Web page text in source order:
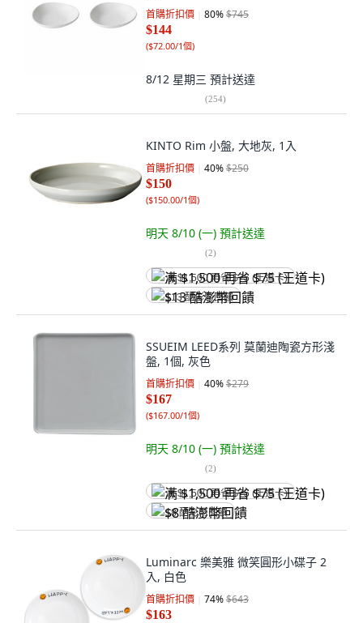
首購折扣價 80%$745
$144
($72.00/1個)
8/12 星期三 預計送達
(254)
KINTO Rim 小盤, 大地灰, 1入
首購折扣價 40%$250
$150
($150.00/1個)
明天 8/10 (一) 預計送達
(2)
满 $1,500 再省 $75 (王道卡)
$13 酷澎幣回饋
SSUEIM LEED系列 莫蘭迪陶瓷方形淺
盤, 1個, 灰色
首購折扣價 40%$279
$167
($167.00/1個)
明天 8/10 (一) 預計送達
(2)
满 $1,500 再省 $75 (王道卡)
$8 酷澎幣回饋
Luminarc 樂美雅 微笑圓形小碟子 2
入, 白色
首購折扣價 74%$643
$163